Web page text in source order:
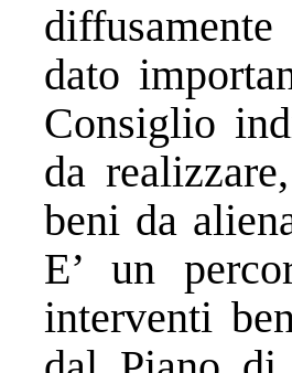
dato
Consiglio
da
beni da
E’ un
interventi